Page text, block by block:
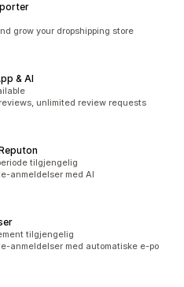
grow your dropshipping store
& AI
unlimited review requests
tilgjengelig
anmeldelser med AI
tilgjengelig
anmeldelser med automatiske e-po